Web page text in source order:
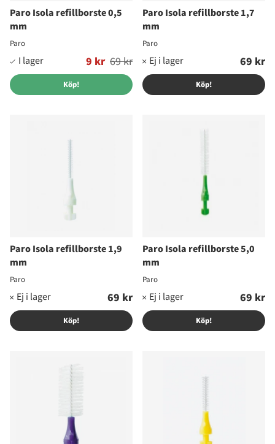
Paro Isola refillborste 0,5
mm
Paro
9 kr
Ordinarie pris: 69 kr
Köp!
Paro Isola refillborste 1,7
mm
Paro
69 kr
Köp!
Paro Isola refillborste 1,9
mm
Paro
69 kr
Köp!
Paro Isola refillborste 5,0
mm
Paro
69 kr
Köp!